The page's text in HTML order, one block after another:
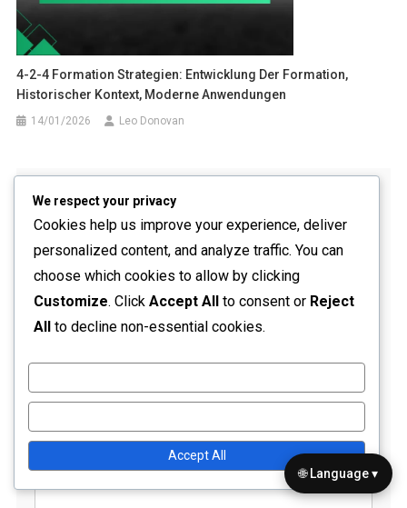
4-2-4 Formation Strategien: Entwicklung Der Formation,
Historischer Kontext, Moderne Anwendungen
14/01/2026 Leo Donovan
Leave a Reply
Your email address will not be published.Required fields
are marked*
Name*
We respect your privacy
Cookies help us improve your experience, deliver
personalized content, and analyze traffic. You can
choose which cookies to allow by clicking
Customize. Click Accept All to consent or Reject
All to decline non-essential cookies.
Accept All
🌐 Language ▾